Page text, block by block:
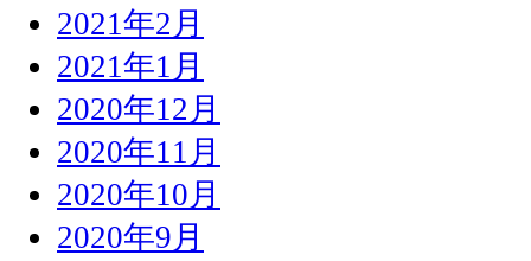
2021年2月
2021年1月
2020年12月
2020年11月
2020年10月
2020年9月